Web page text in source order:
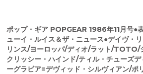
ポップ・ギア POPGEAR 1986年11月号●
ューイ・ルイス＆ザ・ニュース●デイヴ・
リンス/ヨーロッパ/ディオ/ラット/TOTO/
クリッシー・ハインド/ティル・チューズ
ーグラビア=デヴィッド・シルヴィアン/ポ